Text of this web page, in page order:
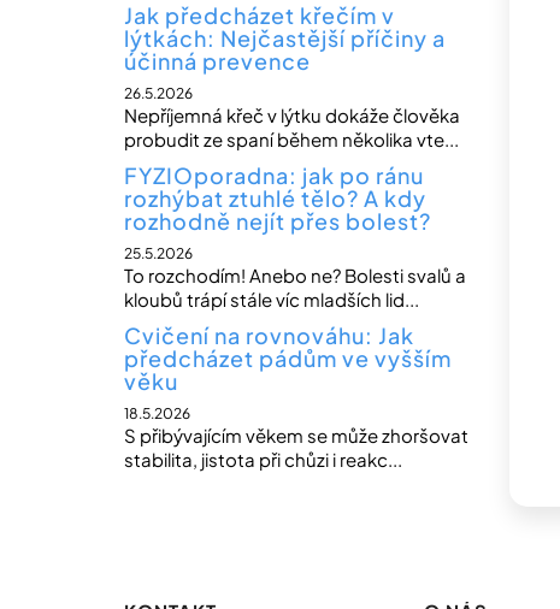
Jak předcházet křečím v
lýtkách: Nejčastější příčiny a
účinná prevence
26.5.2026
Nepříjemná křeč v lýtku dokáže člověka
probudit ze spaní během několika vte...
FYZIOporadna: jak po ránu
rozhýbat ztuhlé tělo? A kdy
rozhodně nejít přes bolest?
25.5.2026
To rozchodím! Anebo ne? Bolesti svalů a
kloubů trápí stále víc mladších lid...
Cvičení na rovnováhu: Jak
předcházet pádům ve vyšším
věku
18.5.2026
S přibývajícím věkem se může zhoršovat
stabilita, jistota při chůzi i reakc...